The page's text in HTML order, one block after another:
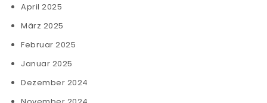
April 2025
März 2025
Februar 2025
Januar 2025
Dezember 2024